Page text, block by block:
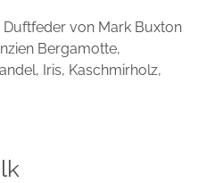
von Mark Buxton
Bergamotte,
Iris, Kaschmirholz,